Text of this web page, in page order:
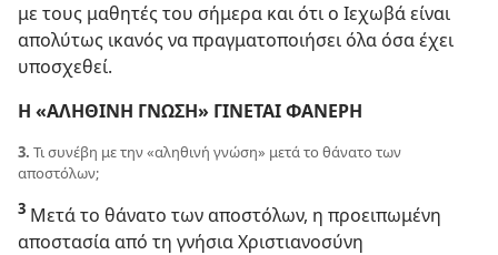
με τους μαθητές του σήμερα και ότι ο Ιεχωβά είναι
απολύτως ικανός να πραγματοποιήσει όλα όσα έχει
υποσχεθεί.
Η «ΑΛΗΘΙΝΗ ΓΝΩΣΗ» ΓΙΝΕΤΑΙ ΦΑΝΕΡΗ
3. Τι συνέβη με την «αληθινή γνώση» μετά το θάνατο των
αποστόλων;
3 Μετά το θάνατο των αποστόλων, η προειπωμένη
αποστασία από τη γνήσια Χριστιανοσύνη